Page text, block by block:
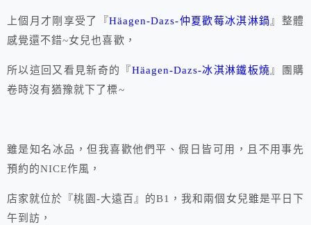
上個月才剛享受了『Häagen-Dazs-仲夏歡莓冰淇淋鍋』整體
感覺還不錯~女兒也喜歡，
所以這回又看見新奇的『Häagen-Dazs-冰淇淋鐵板燒』團購
卷時沒有猶豫就下了標~
雖是知名冰品，但我喜歡他們平、假日皆可用，且不用事先
預約的NICE作風，
店家就位於『桃園-大遠百』的B1，我和兩個女兒雖是平日下
午到訪，